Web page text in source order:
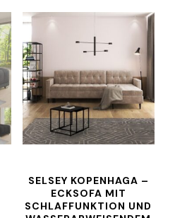
SELSEY KOPENHAGA –
ECKSOFA MIT
SCHLAFFUNKTION UND